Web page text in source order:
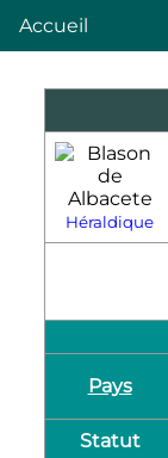
Accueil
Héraldique
Pays
Statut